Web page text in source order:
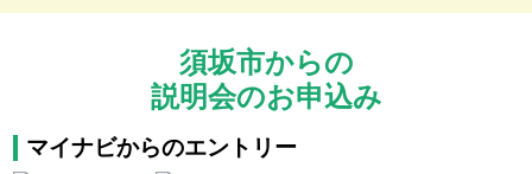
須坂市からの
説明会のお申込み
マイナビからのエントリー